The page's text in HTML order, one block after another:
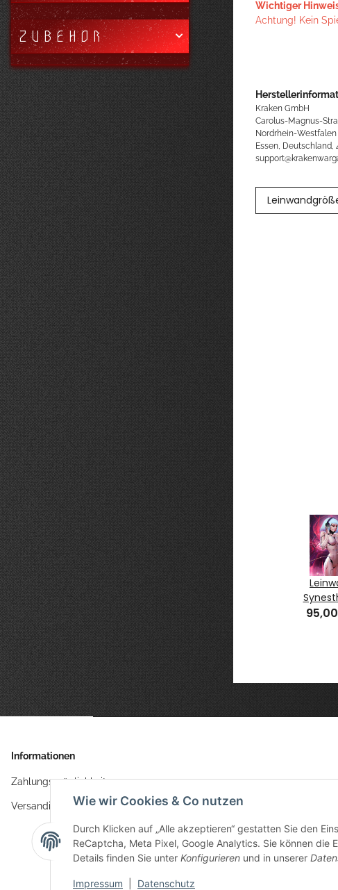
Wichtiger
Achtung! Kein
Kraken GmbH
Carolus-Magnus-
Nordrhein-Westfalen
Essen, Deutschland,
cm
€*
Aspect of
Creation,
Oculs 50x70
cm
95,00 €
Luna Nova
Allee 50x70
95,00 €
ZUBEHÖR
Informationen
Zahlungsmöglichkeiten
VersandinformationenWie wir Cookies & Co nutzen
Durch Klicken auf „Alle akzeptieren“ gestatten Sie den
ReCaptcha, Meta Pixel, Google Analytics. Sie können
Details finden Sie unter Konfigurieren und in unserer
Impressum Datenschutz